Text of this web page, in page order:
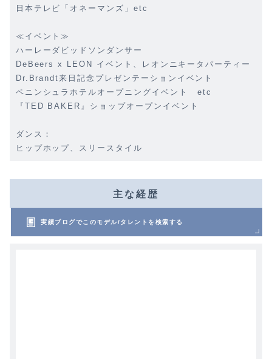
日本テレビ「オネーマンズ」etc
≪イベント≫
ハーレーダビッドソンダンサー
DeBeers x LEON イベント、レオンニキータパーティー
Dr.Brandt来日記念プレゼンテーションイベント
ペニンシュラホテルオープニングイベント etc
『TED BAKER』ショップオープンイベント
ダンス：
ヒップホップ、スリースタイル
主な経歴
実績ブログでこのモデル/タレントを検索する